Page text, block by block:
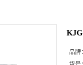
品牌